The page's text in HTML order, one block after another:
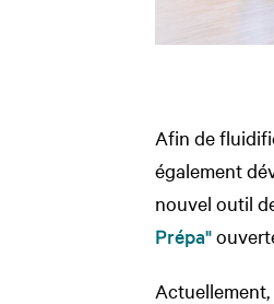
Afin de
également
nouvel outil
Prépa"